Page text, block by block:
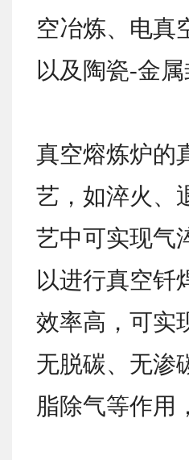
空冶炼、电真
以及陶瓷-金属
真空熔炼炉的
艺，如淬火、
艺中可实现气
以进行真空钎
效率高，可实
无脱碳、无渗
脂除气等作用